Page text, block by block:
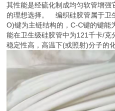
其性能是经硫化制成均匀软管增强
的理想选择。 编织硅胶管属于卫
O)键为主链结构的，C-C键的键能
能在卫生级硅胶管中为121千卡/
稳定性高，高温下(或照射)分子的